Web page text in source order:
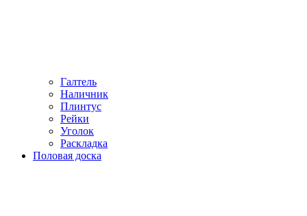
Галтель
Наличник
Плинтус
Рейки
Уголок
Раскладка
Половая доска